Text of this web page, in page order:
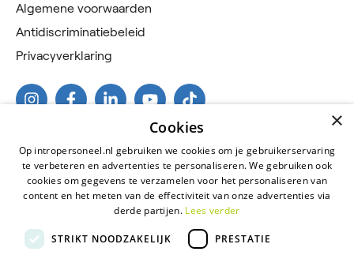
Algemene voorwaarden
Antidiscriminatiebeleid
Privacyverklaring
2026 © Intro Personeel
Certificeringen
×
Cookies
Op intropersoneel.nl gebruiken we cookies om je gebruikerservaring
te verbeteren en advertenties te personaliseren. We gebruiken ook
cookies om gegevens te verzamelen voor het personaliseren van
content en het meten van de effectiviteit van onze advertenties via
derde partijen. Lees verder
STRIKT NOODZAKELIJK PRESTATIE